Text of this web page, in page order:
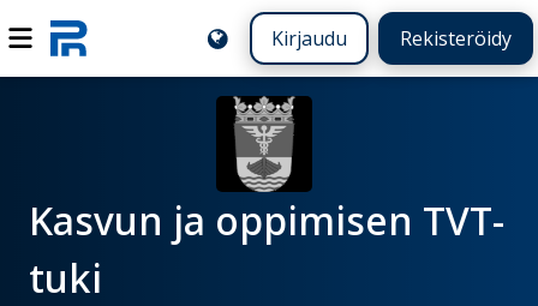
Kirjaudu Rekisteröidy
Kasvun ja oppimisen TVT-
tuki